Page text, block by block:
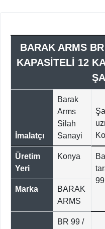
BARAK ARMS
KAPASİTELİ 12
İmalatçı
Barak
Arms
Silah
Sanayi
Üretim
Yeri
Konya
Marka
BARAK
ARMS
BR 99 /